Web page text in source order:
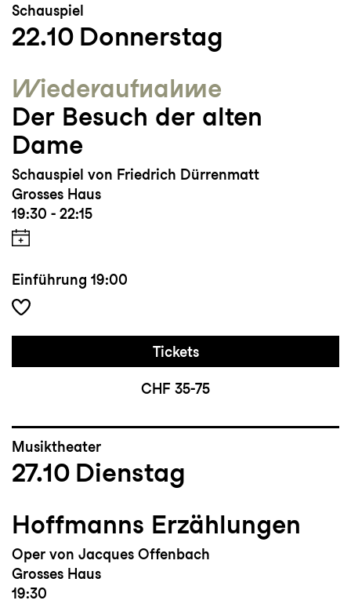
Schauspiel
22.10 Donnerstag
Wieder­aufnahme
Der Besuch der alten
Dame
Schauspiel von Friedrich Dürrenmatt
Grosses Haus
19:30 - 22:15
Einführung 19:00
Tickets
CHF 35-75
Musiktheater
27.10 Dienstag
Hoffmanns Erzählungen
Oper von Jacques Offenbach
Grosses Haus
19:30